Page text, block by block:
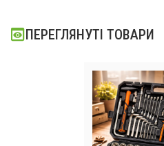
ПЕРЕГЛЯНУТІ ТОВАРИ